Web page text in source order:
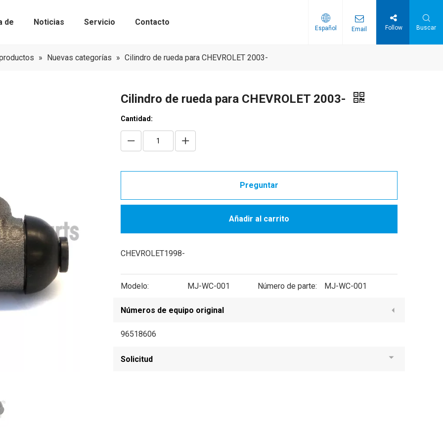
de Noticias Servicio Contacto
Español Email Follow Buscar
» Nuevas categorías » Cilindro de rueda para CHEVROLET 2003-
Cilindro de rueda para CHEVROLET 2003-
Cantidad:
Preguntar
Añadir al carrito
CHEVROLET1998-
Modelo: MJ-WC-001 Número de parte: MJ-WC-001
Números de equipo original
96518606
Solicitud